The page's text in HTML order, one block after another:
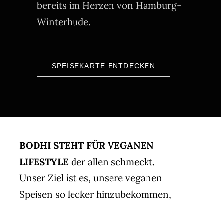
bereits im Herzen von Hamburg-
Winterhude.
SPEISEKARTE ENTDECKEN
BODHI STEHT FÜR VEGANEN
LIFESTYLE der allen schmeckt.
Unser Ziel ist es, unsere veganen
Speisen so lecker hinzubekommen,